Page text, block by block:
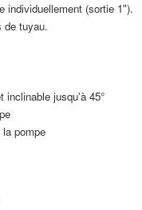
individuellement (sortie 1").
de tuyau.
inclinable jusqu'à 45°
pompe